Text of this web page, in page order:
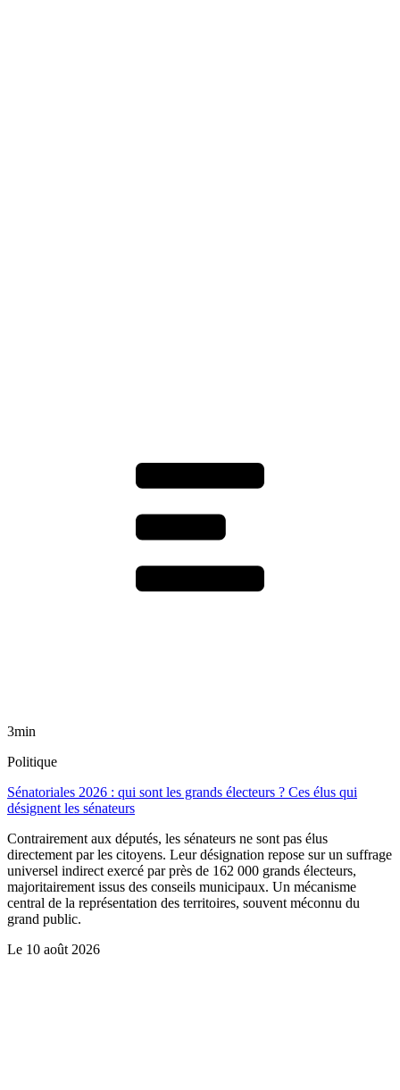
3min
Politique
Sénatoriales 2026 : qui sont les grands électeurs ? Ces élus qui
désignent les sénateurs
Contrairement aux députés, les sénateurs ne sont pas élus
directement par les citoyens. Leur désignation repose sur un suffrage
universel indirect exercé par près de 162 000 grands électeurs,
majoritairement issus des conseils municipaux. Un mécanisme
central de la représentation des territoires, souvent méconnu du
grand public.
Le 10 août 2026